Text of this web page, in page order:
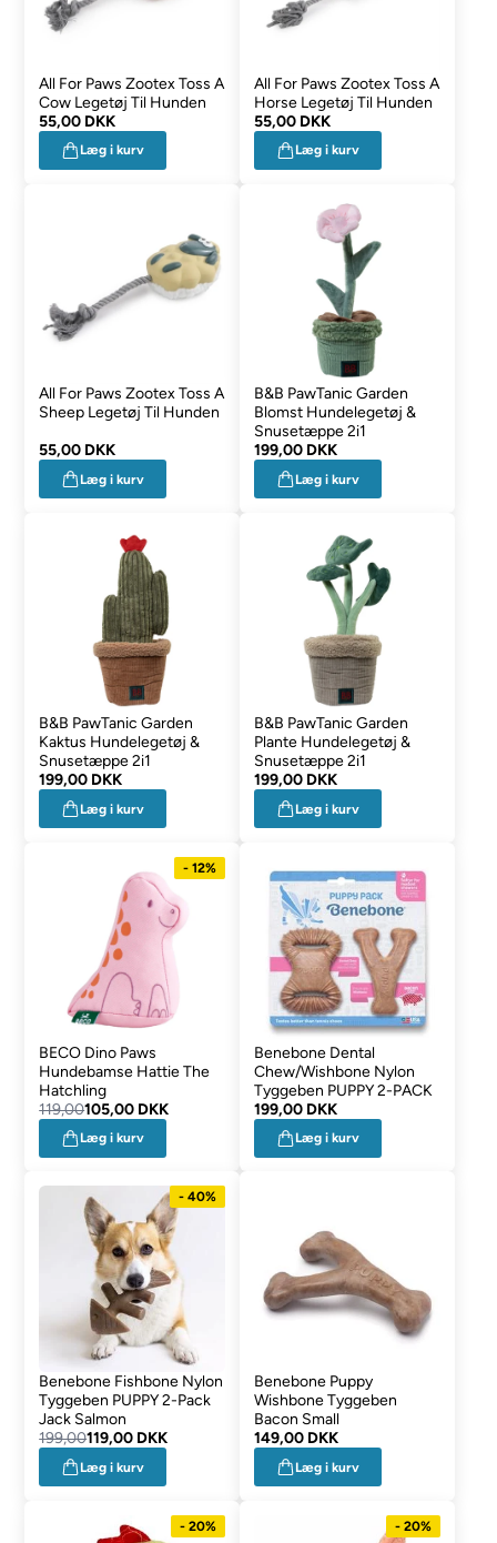
All For Paws Zootex Toss A
Cow Legetøj Til Hunden
55,00 DKK
Læg i kurv
All For Paws Zootex Toss A
Horse Legetøj Til Hunden
55,00 DKK
Læg i kurv
All For Paws Zootex Toss A
Sheep Legetøj Til Hunden
55,00 DKK
Læg i kurv
B&B PawTanic Garden
Blomst Hundelegetøj &
Snusetæppe 2i1
199,00 DKK
Læg i kurv
B&B PawTanic Garden
Kaktus Hundelegetøj &
Snusetæppe 2i1
199,00 DKK
Læg i kurv
B&B PawTanic Garden
Plante Hundelegetøj &
Snusetæppe 2i1
199,00 DKK
Læg i kurv
- 12%
BECO Dino Paws
Hundebamse Hattie The
Hatchling
119,00105,00 DKK
Læg i kurv
Benebone Dental
Chew/Wishbone Nylon
Tyggeben PUPPY 2-PACK
199,00 DKK
Læg i kurv
- 40%
Benebone Fishbone Nylon
Tyggeben PUPPY 2-Pack
Jack Salmon
199,00119,00 DKK
Læg i kurv
Benebone Puppy
Wishbone Tyggeben
Bacon Small
149,00 DKK
Læg i kurv
- 20% - 20%